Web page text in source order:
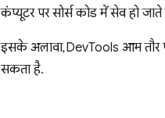
कंप्यूटर पर सोर्स कोड में सेव हो
इसके अलावा, DevTools आम तौर
सकता है.